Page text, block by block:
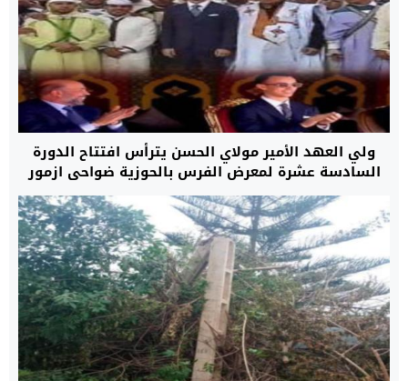
ولي العهد الأمير مولاي الحسن يترأس افتتاح الدورة
السادسة عشرة لمعرض الفرس بالحوزية ضواحي ازمور